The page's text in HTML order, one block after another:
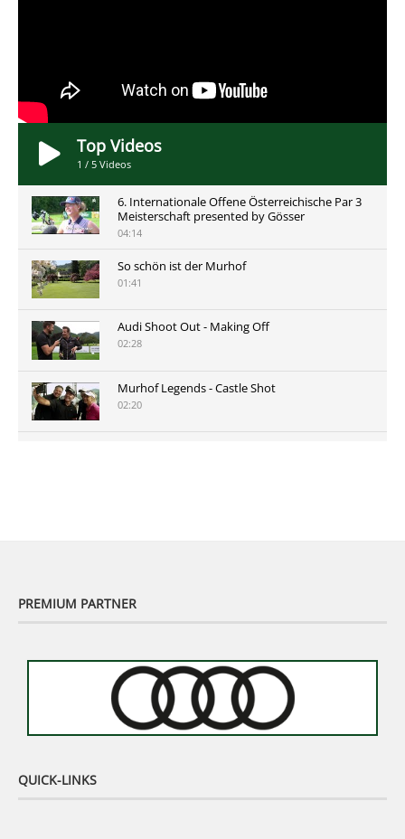
Top Videos
1 / 5 Videos
6. Internationale Offene Österreichische Par 3
Meisterschaft presented by Gösser
04:14
So schön ist der Murhof
01:41
Audi Shoot Out - Making Off
02:28
Murhof Legends - Castle Shot
02:20
PREMIUM PARTNER
QUICK-LINKS